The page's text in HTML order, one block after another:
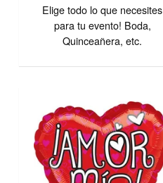
Elige todo lo que necesites
para tu evento! Boda,
Quinceañera, etc.